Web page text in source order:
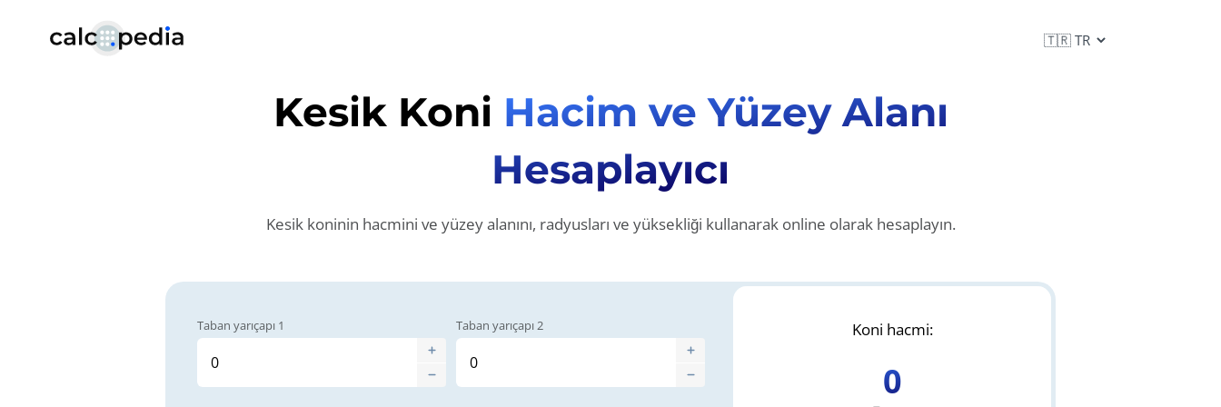
Kesik Koni Hacim ve Yüzey Alanı
Hesaplayıcı
Kesik koninin hacmini ve yüzey alanını, radyusları ve yüksekliği kullanarak online olarak hesaplayın.
Taban yarıçapı 1 Taban yarıçapı 2 Koni hacmi:
0